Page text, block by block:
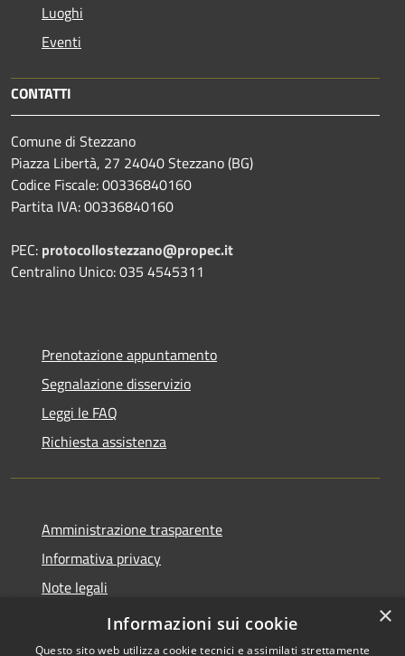
Luoghi
Eventi
CONTATTI
Comune di Stezzano
Piazza Libertà, 27 24040 Stezzano (BG)
Codice Fiscale: 00336840160
Partita IVA: 00336840160
PEC: protocollostezzano@propec.it
Centralino Unico: 035 4545311
Prenotazione appuntamento
Segnalazione disservizio
Leggi le FAQ
Richiesta assistenza
Amministrazione trasparente
Informativa privacy
Note legali
Dichiarazione di accessibilità
×
Informazioni sui cookie
Questo sito web utilizza cookie tecnici e assimilati strettamente